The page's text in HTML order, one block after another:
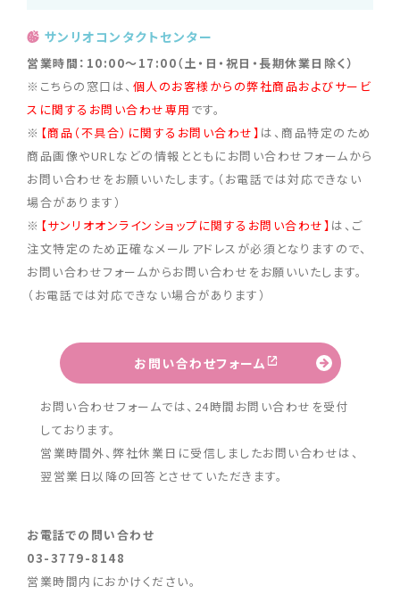
サンリオコンタクトセンター
営業時間： 10:00〜17:00（土・日・祝日・長期休業日除く）
※こちらの窓口は、 個人のお客様からの弊社商品およびサービ
スに関するお問い合わせ専用 です。
※ 【商品（不具合）に関するお問い合わせ】 は、商品特定のため
商品画像やURLなどの情報とともにお問い合わせフォームから
お問い合わせをお願いいたします。（お電話では対応できない
場合があります）
※ 【サンリオオンラインショップに関するお問い合わせ】 は、ご
注文特定のため正確なメールアドレスが必須となりますので、
お問い合わせフォームからお問い合わせをお願いいたします。
（お電話では対応できない場合があります）
お問い合わせフォーム
お問い合わせフォームでは、24時間お問い合わせを受付
しております。
営業時間外、弊社休業日に受信しましたお問い合わせは、
翌営業日以降の回答とさせていただきます。
お電話での問い合わせ
03-3779-8148
営業時間内におかけください。